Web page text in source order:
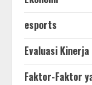
esports
Evaluasi
Faktor-Faktor